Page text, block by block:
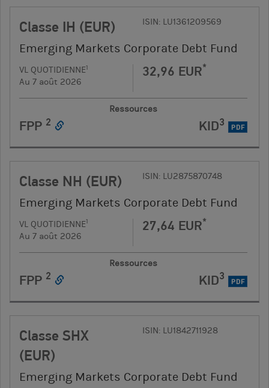
Classe IH (EUR) ISIN: LU1361209569
Emerging Markets Corporate Debt Fund
VL QUOTIDIENNE1
Au 7 août 2026
32,96 EUR*
Ressources
FPP 2 KID3 PDF
Classe NH (EUR) ISIN: LU2875870748
Emerging Markets Corporate Debt Fund
VL QUOTIDIENNE1
Au 7 août 2026
27,64 EUR*
Ressources
FPP 2 KID3 PDF
Classe SHX
(EUR)
ISIN: LU1842711928
Emerging Markets Corporate Debt Fund